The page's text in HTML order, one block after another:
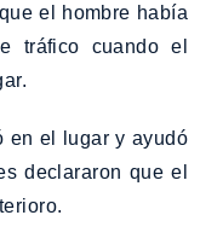
el hombre había
tráfico cuando el
en el lugar y ayudó
declararon que el